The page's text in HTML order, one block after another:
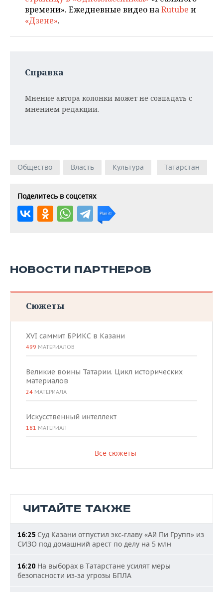
времени». Ежедневные видео наRutube и
«Дзене».
Справка
Мнение автора колонки может не совпадать с
мнением редакции.
Общество Власть Культура Татарстан
Поделитесь в соцсетях
НОВОСТИ ПАРТНЕРОВ
Сюжеты
XVI саммит БРИКС в Казани
499 МАТЕРИАЛОВ
Великие воины Татарии. Цикл исторических
материалов
24 МАТЕРИАЛА
Искусственный интеллект
181 МАТЕРИАЛ
Все сюжеты
ЧИТАЙТЕ ТАКЖЕ
16:25 Суд Казани отпустил экс-главу «Ай Пи Групп» из
СИЗО под домашний арест по делу на 5 млн
16:20 На выборах в Татарстане усилят меры
безопасности из-за угрозы БПЛА